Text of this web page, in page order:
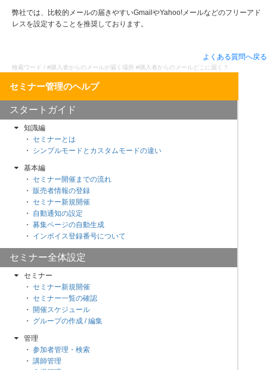
弊社では、比較的メールの届きやすいGmailやYahoo!メールなどのフリーアド
レスを設定することを推奨しております。
よくある質問へ戻る
検索ワード / #購入者からのメールが届く場所 #購入者からのメールどこに届く？
スタートガイド
知識編
セミナーとは
シンプルモードとカスタムモードの違い
基本編
セミナー開催までの流れ
販売者情報の登録
セミナー新規開催
自動通知の設定
募集ページの自動生成
インボイス登録番号について
セミナー全体設定
セミナー
セミナー新規開催
セミナー一覧の確認
開催スケジュール
グループの作成 / 編集
管理
参加者管理・検索
講師管理